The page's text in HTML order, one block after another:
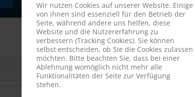
Wir nutzen Cookies auf unserer Website. Einige
von ihnen sind essenziell für den Betrieb der
Seite, während andere uns helfen, diese
Website und die Nutzererfahrung zu
verbessern (Tracking Cookies). Sie können
selbst entscheiden, ob Sie die Cookies zulassen
möchten. Bitte beachten Sie, dass bei einer
Ablehnung womöglich nicht mehr alle
Funktionalitäten der Seite zur Verfügung
stehen.